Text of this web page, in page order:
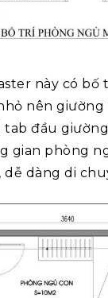
này có bố
nên giường
tab đầu
gian phòng
dàng di